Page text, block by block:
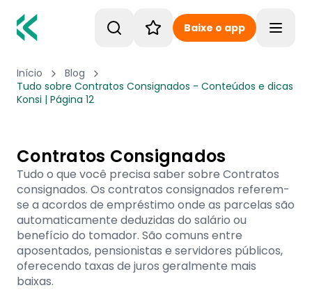
Baixe o app
Início
Blog
Tudo sobre Contratos Consignados - Conteúdos e dicas
Konsi | Página 12
Contratos Consignados
Tudo o que você precisa saber sobre Contratos
consignados. Os contratos consignados referem-
se a acordos de empréstimo onde as parcelas são
automaticamente deduzidas do salário ou
benefício do tomador. São comuns entre
aposentados, pensionistas e servidores públicos,
oferecendo taxas de juros geralmente mais
baixas.